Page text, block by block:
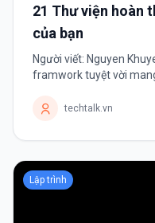
21 Thư viện hoàn
của bạn
Người viết: Nguyen
framwork tuyệt vời
danh sách dài các thư...
techtalk.vn
Lập trình